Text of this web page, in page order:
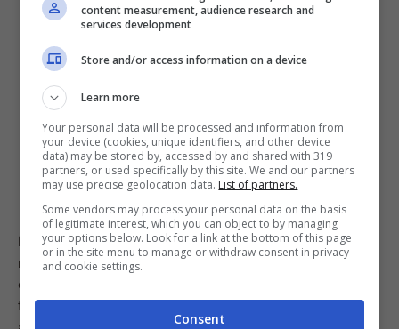
Pertanto, coloro i quali sono abituati a versare il sale
nell’acqua appena acceso il fuoco per paura di
dimenticarsene potranno tranquillamente continuare a
farlo pur sapendo che, così facendo, bisognerà
content measurement, audience research and
services development
Store and/or access information on a device
Learn more
Your personal data will be processed and information from
your device (cookies, unique identifiers, and other device
data) may be stored by, accessed by and shared with 319
partners, or used specifically by this site. We and our partners
may use precise geolocation data. List of partners.
Some vendors may process your personal data on the basis
of legitimate interest, which you can object to by managing
your options below. Look for a link at the bottom of this page
or in the site menu to manage or withdraw consent in privacy
and cookie settings.
Consent